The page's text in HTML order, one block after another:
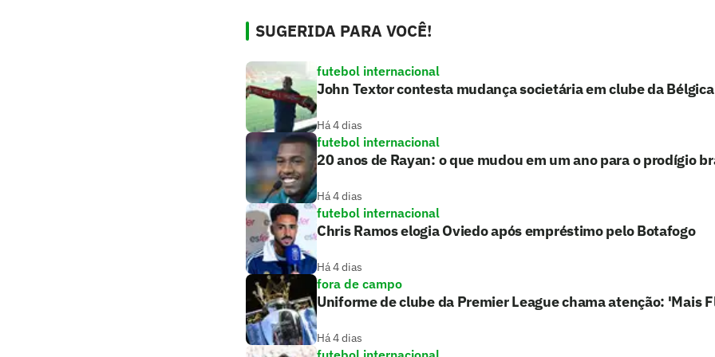
SUGERIDA PARA VOCÊ!
futebol internacional
John Textor contesta mudança societária em clube da Bélgica
Há 4 dias
futebol internacional
20 anos de Rayan: o que mudou em um ano para o prodígio
Há 4 dias
futebol internacional
Chris Ramos elogia Oviedo após empréstimo pelo Botafogo
Há 4 dias
fora de campo
Uniforme de clube da Premier League chama atenção: 'Mais
Há 4 dias